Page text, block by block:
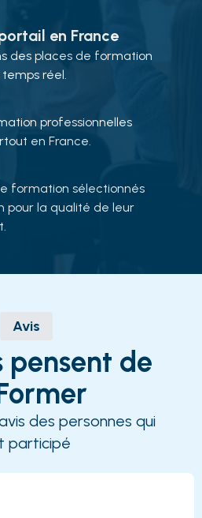
en France
des places de formation
réel.
professionnelles
en France.
formation sélectionnés
pour la qualité de leur
Avis
pensent de
des personnes qui
participé